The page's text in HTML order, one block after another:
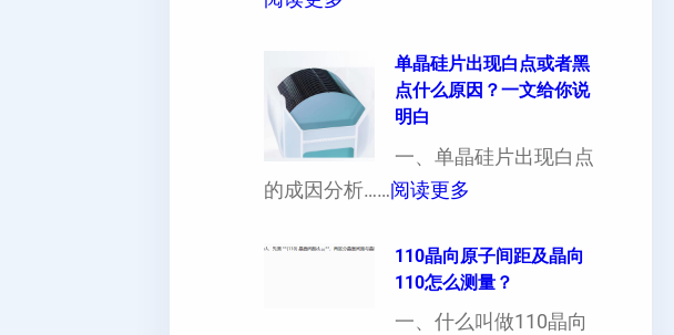
定
制
（
也
以
晶
向
各
向
单晶硅片出现白点或者黑
点什么原因？一文给你说
明白
一、单晶硅片出现白点
的成因分析……阅读更多
晶
硅
片
110晶向原子间距及晶向
110怎么测量？
一、什么叫做110晶向